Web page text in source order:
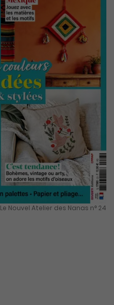
Le Nouvel Atelier des Nanas n° 24